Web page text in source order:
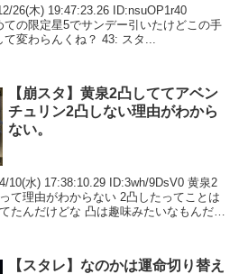
26(木) 19:47:23.26 ID:nsuOP1r40
の限定星5でサンデー引いたけどこの手
変わらんくね？ 43: スタ...
【崩スタ】黄泉2凸しててアベン
チュリン2凸しない理由がわから
ない。
10(水) 17:38:10.29 ID:3wh/9DsV0 黄泉2
て理由がわからない 2凸したってことは
たんだけどな 凸は趣味みたいなもんだか
【スタレ】なのかは運命切り替え